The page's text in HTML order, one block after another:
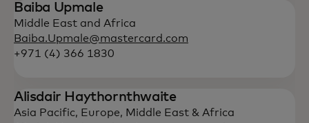
Baiba Upmale
Middle East and Africa
Baiba.Upmale@mastercard.com
+971 (4) 366 1830
Alisdair Haythornthwaite
Asia Pacific, Europe, Middle East & Africa